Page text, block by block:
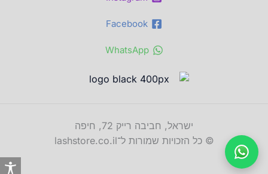
Facebook
WhatsApp
ישראל, חביבה רייק 72, חיפה
© כל הזכויות שמורות ל־lashstore.co.il